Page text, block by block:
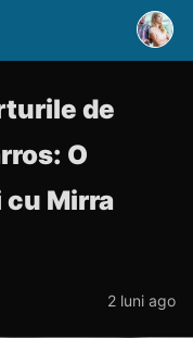
de
O
Mirra
2 luni ago